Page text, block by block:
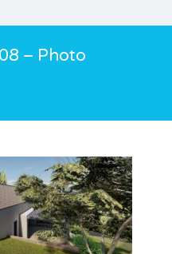
– Photo